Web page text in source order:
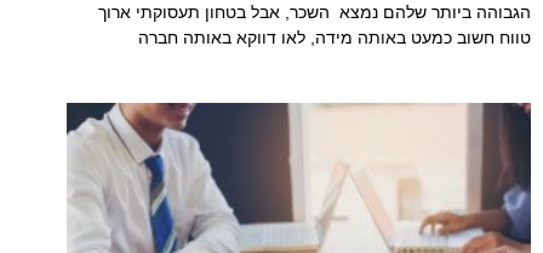
הגבוהה ביותר שלהם נמצא השכר, אבל בטחון תעסוקתי ארוך
טווח חשוב כמעט באותה מידה, לאו דווקא באותה חברה